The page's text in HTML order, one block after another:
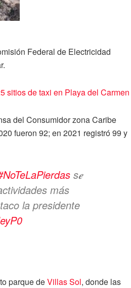
Federal de Electricidad
sitios de taxi en Playa del Carmen
del Consumidor zona Caribe
fueron 92; en 2021 registró 99 y
s𝒆
más
la presidente
parque deVillas Sol, donde las